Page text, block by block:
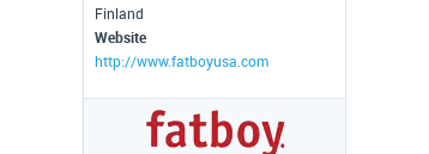
Finland
Website
http://www.fatboyusa.com